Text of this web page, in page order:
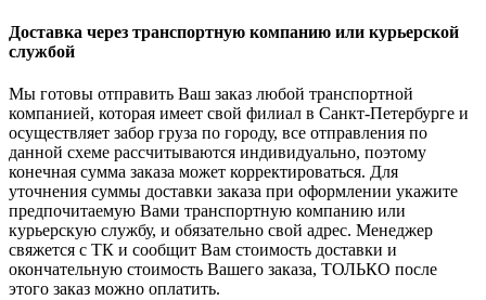
Доставка через транспортную компанию или курьерской
службой
Мы готовы отправить Ваш заказ любой транспортной
компанией, которая имеет свой филиал в Санкт-Петербурге и
осуществляет забор груза по городу, все отправления по
данной схеме рассчитываются индивидуально, поэтому
конечная сумма заказа может корректироваться. Для
уточнения суммы доставки заказа при оформлении укажите
предпочитаемую Вами транспортную компанию или
курьерскую службу, и обязательно свой адрес. Менеджер
свяжется с ТК и сообщит Вам стоимость доставки и
окончательную стоимость Вашего заказа, ТОЛЬКО после
этого заказ можно оплатить.